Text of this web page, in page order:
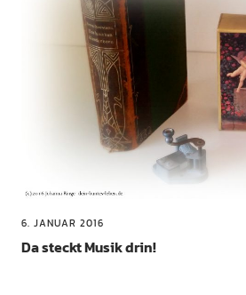
6. JANUAR 2016
Da steckt Musik drin!